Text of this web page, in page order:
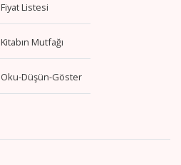
Fiyat Listesi
Kitabın Mutfağı
Oku-Düşün-Göster